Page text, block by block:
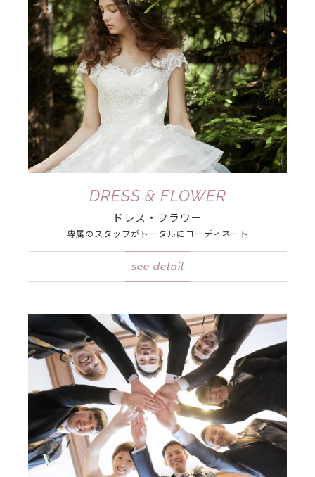
DRESS & FLOWER
ドレス・フラワー
専属のスタッフが トータルに コーディネート
see detail